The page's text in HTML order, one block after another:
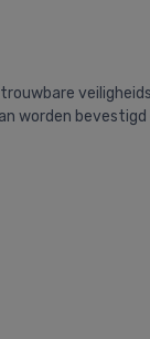
worden bevestigd